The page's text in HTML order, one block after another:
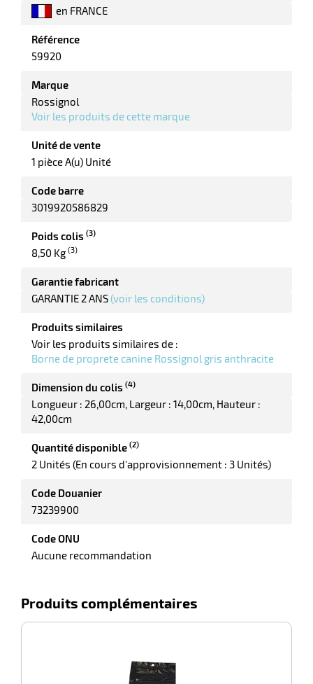
en FRANCE
Référence
59920
Marque
Rossignol
Voir les produits de cette marque
Unité de vente
1 pièce A(u) Unité
Code barre
3019920586829
Poids colis (3)
8,50 Kg (3)
Garantie fabricant
GARANTIE 2 ANS (voir les conditions)
Produits similaires
Voir les produits similaires de :
Borne de proprete canine Rossignol gris anthracite
Dimension du colis (4)
Longueur : 26,00cm Largeur : 14,00cm Hauteur :
42,00cm
Quantité disponible (2)
2 Unités (En cours d'approvisionnement : 3 Unités)
Code Douanier
73239900
Code ONU
Aucune recommandation
Produits complémentaires